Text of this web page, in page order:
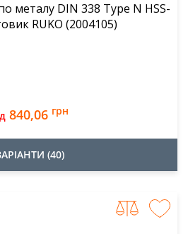
металу DIN 338 Type N HSS-
G, зменшений хвостовик RUKO (2004105)
840,06 грн
(40)